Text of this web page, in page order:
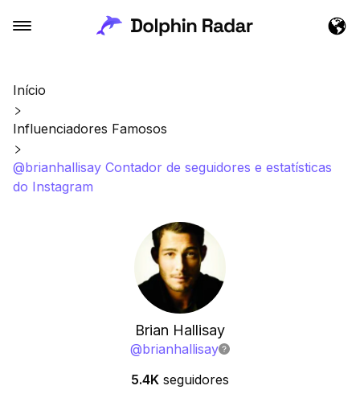
Início
Influenciadores Famosos
@brianhallisay Contador de seguidores e estatísticas
do Instagram
Brian Hallisay
@brianhallisay
5.4K seguidores